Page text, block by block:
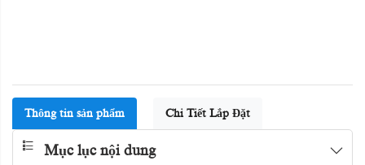
Thông tin sản phẩm Chi Tiết Lắp Đặt
Mục lục nội dung